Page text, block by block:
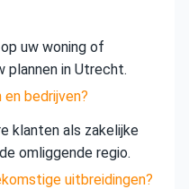
uw woning of
plannen in Utrecht.
bedrijven?
klanten als zakelijke
omliggende regio.
uitbreidingen?